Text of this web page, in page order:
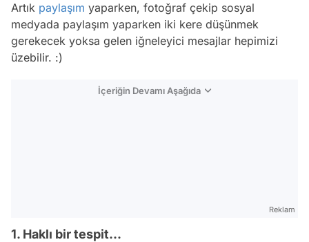
Artık paylaşım yaparken, fotoğraf çekip sosyal
medyada paylaşım yaparken iki kere düşünmek
gerekecek yoksa gelen iğneleyici mesajlar hepimizi
üzebilir. :)
İçeriğin Devamı Aşağıda
Reklam
1. Haklı bir tespit...